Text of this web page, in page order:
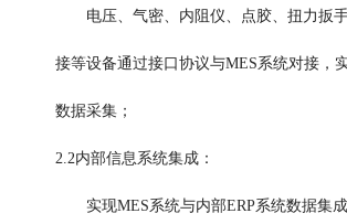
电压、气密、内阻仪、点胶、扭力扳
接等设备通过接口协议与MES系统对接，
数据采集；
2.2内部信息系统集成：
实现MES系统与内部ERP系统数据集成